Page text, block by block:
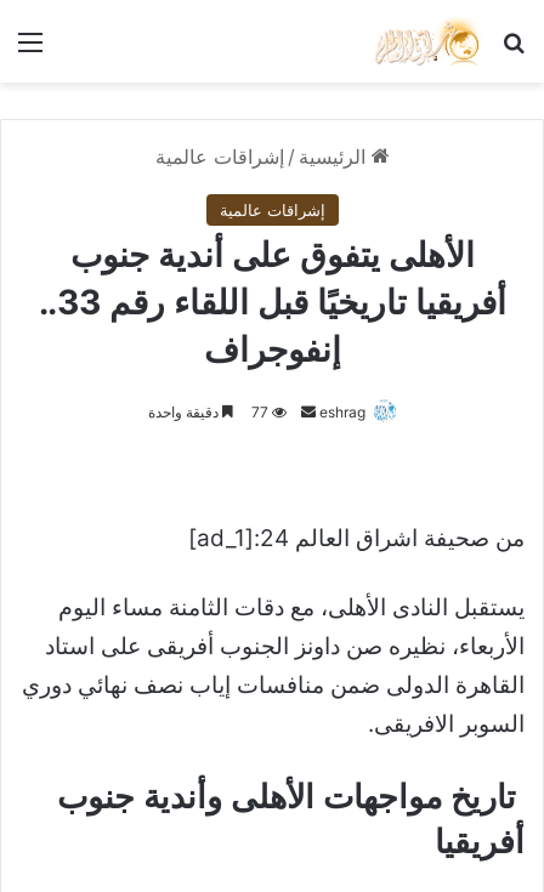
بحث عن
الرئيسية / إشراقات عالمية
إشراقات عالمية
الأهلى يتفوق على أندية جنوب
أفريقيا تاريخيًا قبل اللقاء رقم 33..
إنفوجراف
eshrag
أرسل 77 دقيقة واحدة
من صحيفة اشراق العالم 24:[ad_1]
يستقبل النادى الأهلى، مع دقات الثامنة مساء اليوم
الأربعاء، نظيره صن داونز الجنوب أفريقى على استاد
القاهرة الدولى ضمن منافسات إياب نصف نهائي دوري
السوبر الافريقى.
تاريخ مواجهات الأهلى وأندية جنوب
أفريقيا